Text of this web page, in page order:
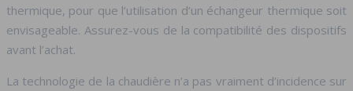
thermique, pour que l’utilisation d’un échangeur thermique soit
envisageable. Assurez-vous de la compatibilité des dispositifs
avant l’achat.
La technologie de la chaudière n’a pas vraiment d’incidence sur